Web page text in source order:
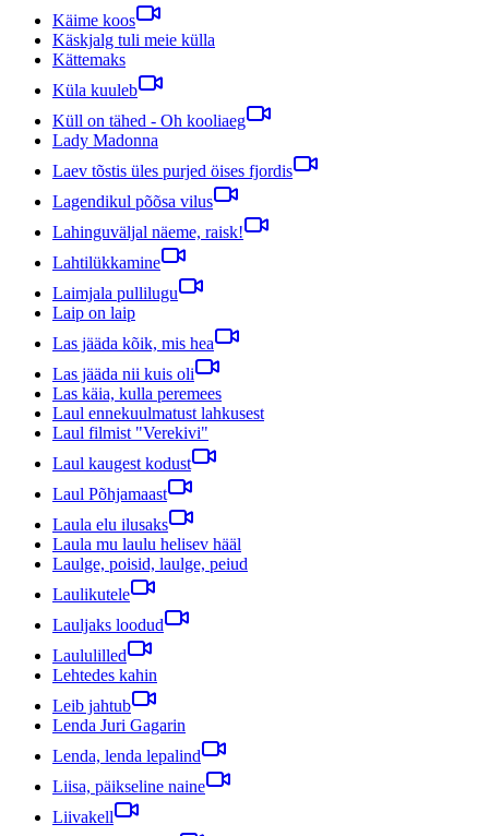
Käime koos
Käskjalg tuli meie külla
Kättemaks
Küla kuuleb
Küll on tähed - Oh kooliaeg
Lady Madonna
Laev tõstis üles purjed öises fjordis
Lagendikul põõsa vilus
Lahinguväljal näeme, raisk!
Lahtilükkamine
Laimjala pullilugu
Laip on laip
Las jääda kõik, mis hea
Las jääda nii kuis oli
Las käia, kulla peremees
Laul ennekuulmatust lahkusest
Laul filmist "Verekivi"
Laul kaugest kodust
Laul Põhjamaast
Laula elu ilusaks
Laula mu laulu helisev hääl
Laulge, poisid, laulge, peiud
Laulikutele
Lauljaks loodud
Laululilled
Lehtedes kahin
Leib jahtub
Lenda Juri Gagarin
Lenda, lenda lepalind
Liisa, päikseline naine
Liivakell